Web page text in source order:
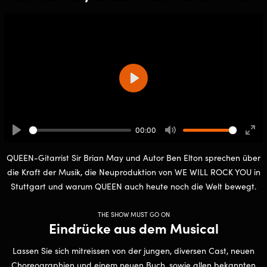
00:00
Play
QUEEN-Gitarrist Sir Brian May und Autor Ben Elton sprechen über
die Kraft der Musik, die Neuproduktion von WE WILL ROCK YOU in
Stuttgart und warum QUEEN auch heute noch die Welt bewegt.
THE SHOW MUST GO ON
Eindrücke aus dem Musical
Lassen Sie sich mitreissen von der jungen, diversen Cast, neuen